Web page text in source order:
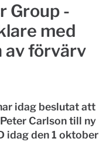
Group -
med
av förvärv
idag beslutat att
Carlson till ny
idag den 1 oktober